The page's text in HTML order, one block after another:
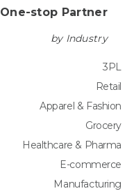
One-stop Partner
by Industry
3PL
Retail
Apparel & Fashion
Grocery
Healthcare & Pharma
E-commerce
Manufacturing